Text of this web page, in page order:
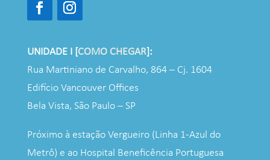
UNIDADE I [COMO CHEGAR]:
Rua Martiniano de Carvalho, 864 – Cj. 1604
Edifício Vancouver Offices
Bela Vista, São Paulo – SP
Próximo à estação Vergueiro (Linha 1-Azul do
Metrô) e ao Hospital Beneficência Portuguesa